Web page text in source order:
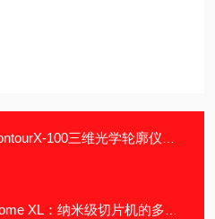
100三维光学轮廓仪魅力
XL：纳米级切片机的多面手